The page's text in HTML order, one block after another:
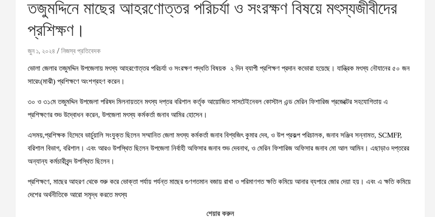
তজুমদ্দিনে মাছের আহরণোত্তর পরিচর্যা ও সংরক্ষণ বিষয়ে মৎস্যজীবীদের
প্রশিক্ষণ।
জুন ১, ২০২৪ নিজস্ব প্রতিবেদক
ভোলা জেলার তজুমদ্দিন উপজেলায় মৎস্য আহরণোত্তর পরিচর্যা ও সংরক্ষণ পদ্ধতি বিষয়ক ২ দিন ব্যাপী প্রশিক্ষণ প্রদান কভোরা হয়েছে। যান্ত্রিক মৎস্য নৌযানের ৫০ জন
সারেং(মাঝী) প্রশিক্ষণে অংশগ্রহণ করেন।
৩০ ও ৩১মে তজুমদ্দিন উপজেলা পরিষদ মিলনায়তনে মৎস্য দপ্তর বরিশাল কর্তৃক আয়োজিত সাসটেইনেবল কোস্টাল এন্ড মেরিন ফিশারিজ প্রজেক্টের সহযোগিতায় এ
প্রশিক্ষণের শুভ উদ্বোধন করেন, উপজেলা মৎস্য কর্মকর্তা জনাব আমির হোসেন।
এসময়,প্রশিক্ষক হিসেবে ভার্চুয়ালি সংযুক্ত ছিলেন সম্মানিত জেলা মৎস্য কর্মকর্তা জনাব বিশ্বজিৎ কুমার দেব, ও উপ প্রকল্প পরিচালক, জনাব সঞ্জিব সন্নামত, SCMFP,
বরিশাল বিভাগ, বরিশাল। এবং আরও উপস্থিত ছিলেন উপজেলা নির্বাহী অফিসার জনাব শুভ দেবনাথ, ও মেরিন ফিশারিজ অফিসার জনাব মো আল আমিন। এছাড়াও দপ্তরের
অন্যান্য কর্মচারীবৃন্দ উপস্থিত ছিলেন।
প্রশিক্ষণে, মাছের আহরণ থেকে শুরু করে ভোক্তা পর্যায় পর্যন্ত মাছের গুণগতমান বজায় রাখা ও পরিমাণগত ক্ষতি কমিয়ে আনার ব্যপারে জোর দেয়া হয়। এবং এ ক্ষতি কমিয়ে
দেশের অর্থনীতিকে আরো সমৃদ্ধ করতে মৎস্য
শেয়ার করুন